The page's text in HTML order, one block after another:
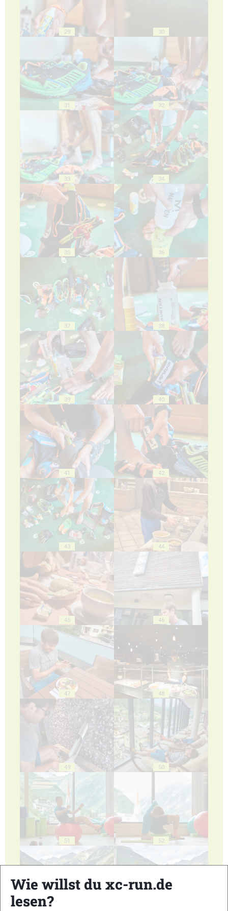
29 30
31 32
33 34
35 36
37 38
39 40
41 42
43 44
45 46
47 48
49 50
51 52
Wie willst du xc-run.de
lesen?